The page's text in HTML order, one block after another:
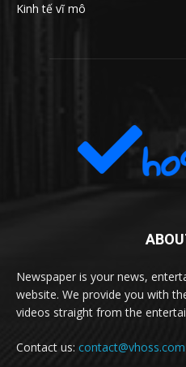
Kinh tế vĩ mô
Newspaper is your news,
website. We provide you with
videos straight from the
Contact us: contact@vhoss.com